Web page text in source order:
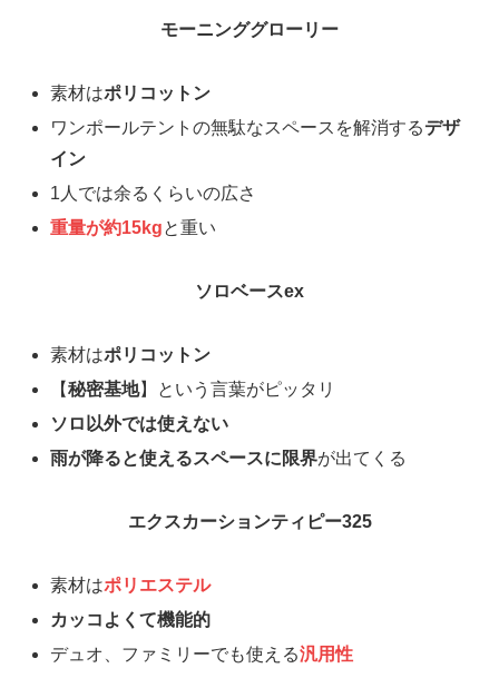
モーニンググローリー
素材はポリコットン
ワンポールテントの無駄なスペースを解消するデザ
イン
1人では余るくらいの広さ
重量が約15kgと重い
ソロベースex
素材はポリコットン
【秘密基地】という言葉がピッタリ
ソロ以外では使えない
雨が降ると使えるスペースに限界が出てくる
エクスカーションティピー325
素材はポリエステル
カッコよくて機能的
デュオ、ファミリーでも使える汎用性